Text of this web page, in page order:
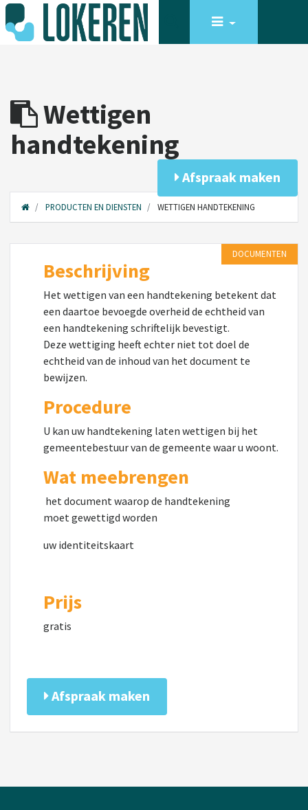
Wettigen
handtekening
Afspraak maken
PRODUCTEN EN DIENSTEN WETTIGEN HANDTEKENING
DOCUMENTEN
Beschrijving
Het wettigen van een handtekening betekent dat
een daartoe bevoegde overheid de echtheid van
een handtekening schriftelijk bevestigt.
Deze wettiging heeft echter niet tot doel de
echtheid van de inhoud van het document te
bewijzen.
Procedure
U kan uw handtekening laten wettigen bij het
gemeentebestuur van de gemeente waar u woont.
Wat meebrengen
het document waarop de handtekening
moet gewettigd worden
uw identiteitskaart
Prijs
gratis
Afspraak maken